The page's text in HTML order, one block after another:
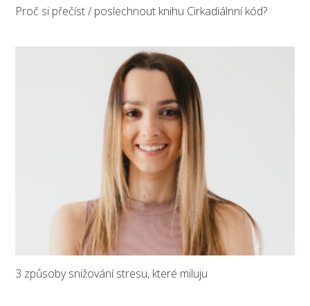
Proč si přečíst / poslechnout knihu Cirkadiálnní kód?
3 způsoby snižování stresu, které miluju